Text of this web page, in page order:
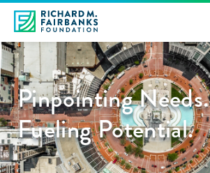
Pinpointing Needs.
Fueling Potential.